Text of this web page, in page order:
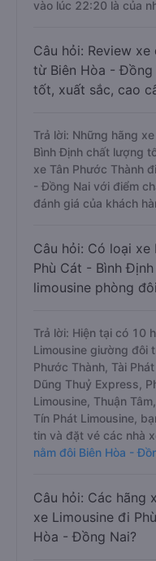
vào lúc 22:20 là của
Câu hỏi: Review
từ Biên Hòa -
tốt, xuất sắc, cao
Trả lời: Những hãng
Bình Định chất lượng
xe Tân Phước Thành
- Đồng Nai với điểm
đánh giá của khách
Câu hỏi: Có loại
Phù Cát - Bình
limousine phòng
Trả lời: Hiện tại có 10
Limousine giường đôi
Phước Thành, Tài
Dũng Thuỷ Express,
Limousine, Thuận
Tín Phát Limousine,
tin và đặt vé các nhà
nằm đôi Biên Hòa -
Câu hỏi: Các hãng
xe Limousine đi
Hòa - Đồng Nai?